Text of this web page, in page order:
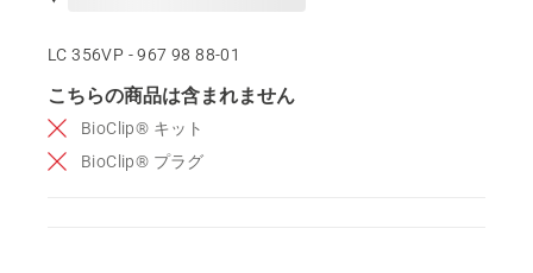
LC 356VP - 967 98 88‑01
こちらの商品は含まれません
BioClip® キット
BioClip® プラグ